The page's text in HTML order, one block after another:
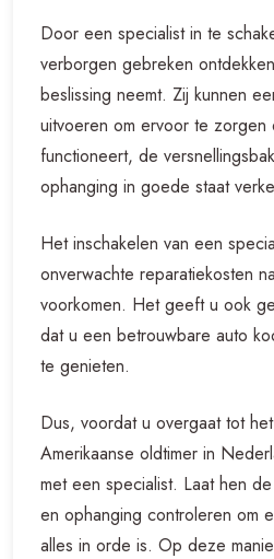
Door een specialist in te
verborgen gebreken
beslissing neemt. Zij kunnen
uitvoeren om ervoor te
functioneert, de
ophanging in goede staat
Het inschakelen van een
onverwachte reparatiekosten
voorkomen. Het geeft u ook
dat u een betrouwbare auto
te genieten.
Dus, voordat u overgaat tot
Amerikaanse oldtimer in
met een specialist. Laat hen
en ophanging controleren om
alles in orde is. Op deze